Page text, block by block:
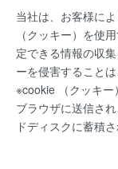
当社は、お客様に
（クッキー）を使
定できる情報の収
ーを侵害することは
※cookie （クッキ
ブラウザに送信さ
ドディスクに蓄積